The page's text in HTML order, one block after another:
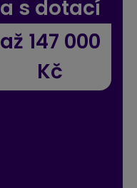
a s dotací
až 147 000
Kč